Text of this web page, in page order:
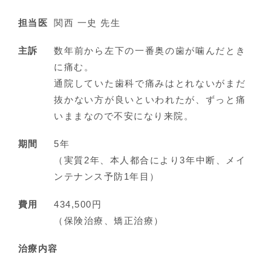
担当医 関西 一史 先生
主訴
数年前から左下の一番奥の歯が噛んだとき
に痛む。
通院していた歯科で痛みはとれないがまだ
抜かない方が良いといわれたが、ずっと痛
いままなので不安になり来院。
期間
5年
（実質2年、本人都合により3年中断、メイ
ンテナンス予防1年目）
費用
434,500円
（保険治療、矯正治療）
治療内容